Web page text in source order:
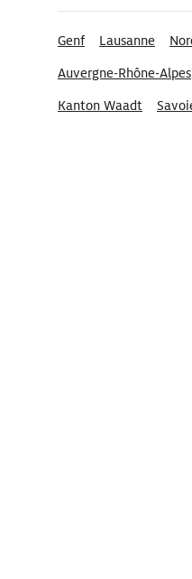
Genf Lausanne
Auvergne-Rhône-Alpes
Kanton Waadt